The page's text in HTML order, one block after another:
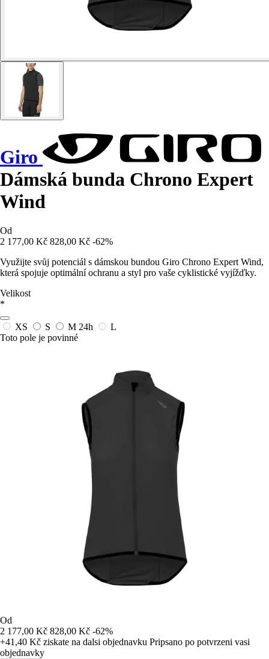
Giro
Dámská bunda Chrono Expert
Wind
Od
2 177,00 Kč 828,00 Kč -62%
Využijte svůj potenciál s dámskou bundou Giro Chrono Expert Wind,
která spojuje optimální ochranu a styl pro vaše cyklistické vyjížďky.
Velikost
*
XS S M 24h
L
Toto pole je povinné
Od
2 177,00 Kč 828,00 Kč -62%
+41,40 Kč ziskate na dalsi objednavku Pripsano po potvrzeni vasi
objednavky